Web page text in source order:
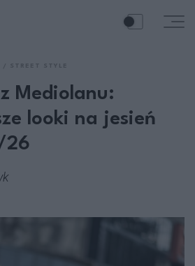
Mediolanu:
looki na jesień
26